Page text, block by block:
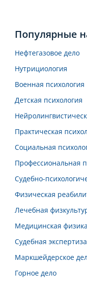
Популярные
Нефтегазовое дело
Нутрициология
Военная психология
Детская психология
Практическая
Социальная
Профессиональная
Судебно-
Физическая
Лечебная
Медицинская физика
Судебная экспертиза
Маркшейдерское
Горное дело